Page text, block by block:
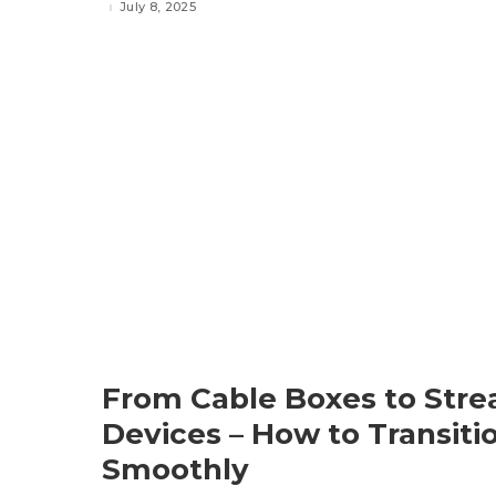
July 8, 2025
From Cable Boxes to
Devices – How to
Smoothly